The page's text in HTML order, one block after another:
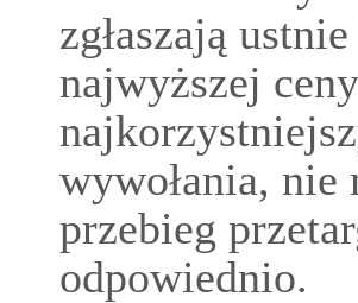
zgłaszają
najwyższej
wywołania, nie
przebieg
odpowiednio.